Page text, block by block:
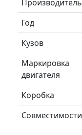
Производитель
Год
Кузов
Маркировка
двигателя
Коробка
Совместимости